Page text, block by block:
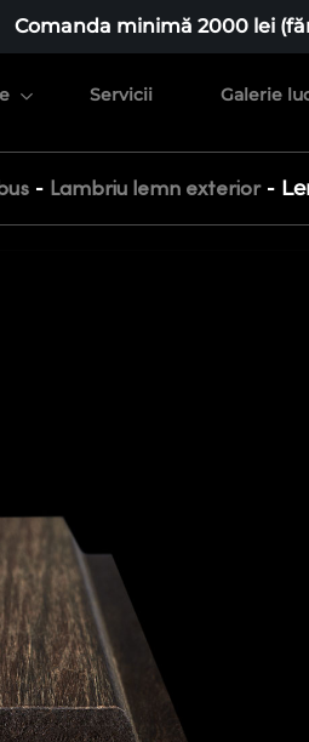
Comanda minimă 2000 lei
Servicii Galerie
- Lambriu lemn exterior-